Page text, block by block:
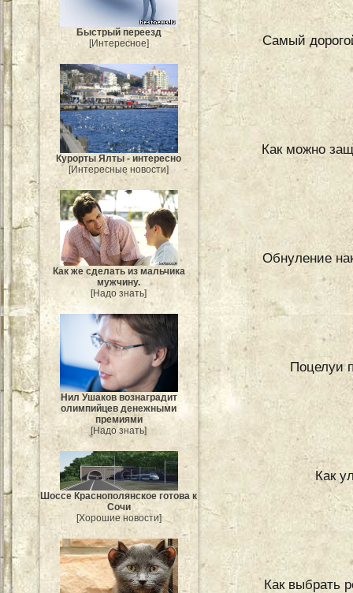
Быстрый переезд
[Интересное]
Курорты Ялты - интересно
[Интересные новости]
Как же сделать из мальчика
мужчину.
[Надо знать]
Нил Ушаков вознаградит
олимпийцев денежными
премиями
[Надо знать]
Шоссе Краснополянское готова к
Сочи
[Хорошие новости]
Самый
Как можно
Обнуление
Поцелуи
Как
Как выбрать